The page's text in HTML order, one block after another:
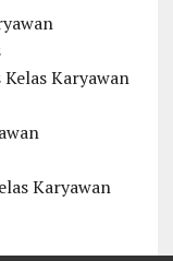
Karyawan
Karyawan